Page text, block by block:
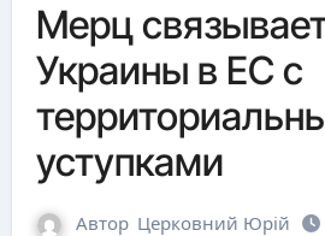
Мерц
Украины в ЕС с
уступками
Автор Церковний Юрій